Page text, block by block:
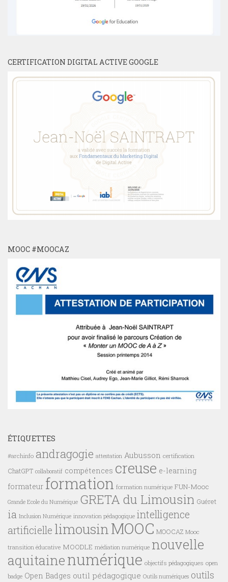
CERTIFICATION DIGITAL ACTIVE GOOGLE
MOOC #MOOCAZ
ÉTIQUETTES
#archinfo andragogie attestation Aubusson certification
ChatGPT collaboratif compétences creuse e-learning
formateur formation formation numérique FUN-Mooc
Grande Ecole du Numérique GRETA du Limousin Guéret
ia Inclusion Numérique innovation pédagogique intelligence
artificielle limousinMOOC MOOCAZ Mooc
transition éducative MOODLE médiation numérique nouvelle
aquitainenumérique objectifs pédagogiques open
badge Open Badges outil pédagogique Outils numériques outils